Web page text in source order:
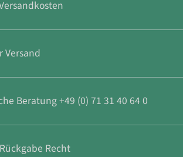
Versand
Beratung +49 (0) 71 31 40 64 0
Recht